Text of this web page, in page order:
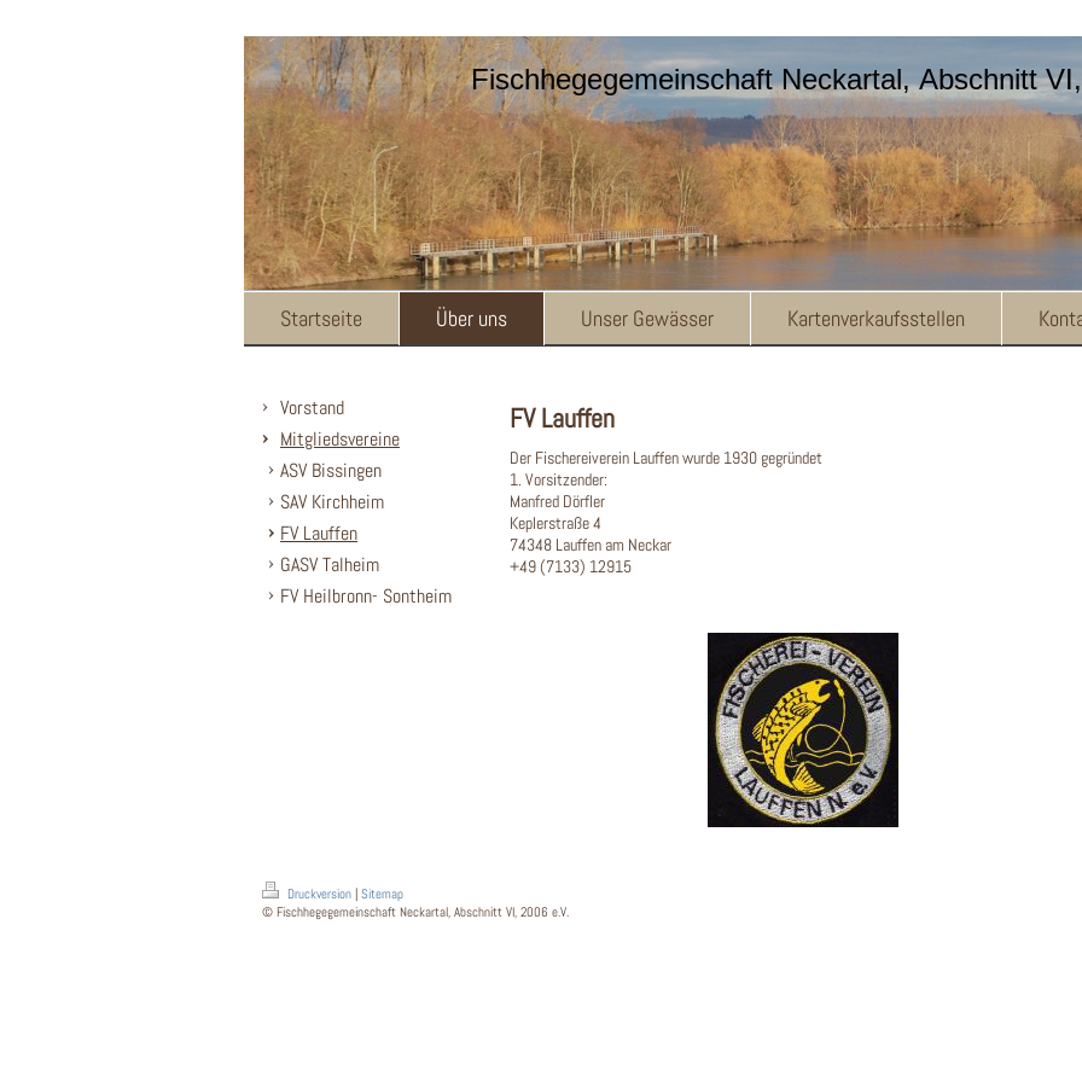
Fischhegegemeinschaft Neckartal, Abschnitt
Startseite Über uns Unser Gewässer Kartenverkaufsstellen
Vorstand
Mitgliedsvereine
ASV Bissingen
SAV Kirchheim
FV Lauffen
GASV Talheim
FV Heilbronn- Sontheim
FV Lauffen
Der Fischereiverein Lauffen wurde 1930 gegründet
1. Vorsitzender:
Manfred Dörfler
Keplerstraße 4
74348 Lauffen am Neckar
+49 (7133) 12915
Druckversion | Sitemap
© Fischhegegemeinschaft Neckartal, Abschnitt VI, 2006 e.V.